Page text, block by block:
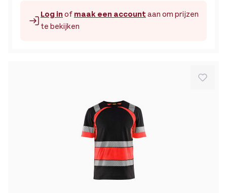
Log inof maak een account aan om prijzen
te bekijken